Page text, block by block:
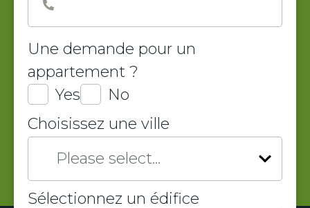
Une demande pour un
appartement ?
Yes
No
Choisissez une ville
Sélectionnez un édifice